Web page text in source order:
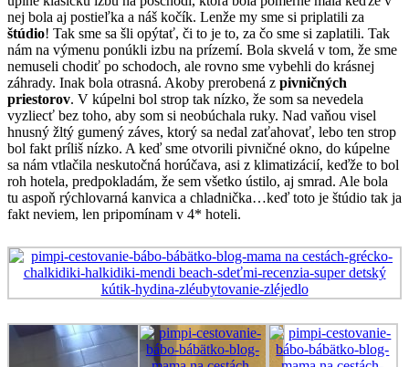
nej bola aj postieľka a náš kočík. Lenže my sme si priplatili za
štúdio! Tak sme sa šli opýtať, či to je to, za čo sme si zaplatili. Tak
nám na výmenu ponúkli izbu na prízemí. Bola skvelá v tom, že sme
nemuseli chodiť po schodoch, ale rovno sme vybehli do krásnej
záhrady. Inak bola otrasná. Akoby prerobená z pivničných
priestorov. V kúpelni bol strop tak nízko, že som sa nevedela
vyzliecť bez toho, aby som si neobúchala ruky. Nad vaňou visel
hnusný žltý gumený záves, ktorý sa nedal zaťahovať, lebo ten strop
bol fakt príliš nízko. A keď sme otvorili pivničné okno, do kúpelne
sa nám vtlačila neskutočná horúčava, asi z klimatizácií, keďže to bol
roh hotela, predpokladám, že sem všetko ústilo, aj smrad. Ale bola
tu aspoň rýchlovarná kanvica a chladnička…keď toto je štúdio tak ja
fakt neviem, len pripomínam v 4* hoteli.